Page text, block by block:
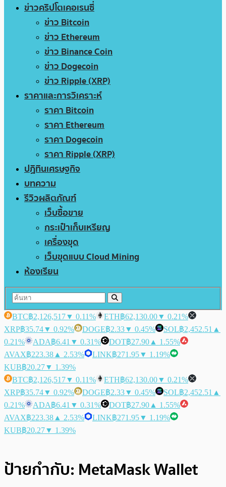
ข่าวคริปโตเคอเรนซี่
ข่าว Bitcoin
ข่าว Ethereum
ข่าว Binance Coin
ข่าว Dogecoin
ข่าว Ripple (XRP)
ราคาและการวิเคราะห์
ราคา Bitcoin
ราคา Ethereum
ราคา Dogecoin
ราคา Ripple (XRP)
ปฏิทินเศรษฐกิจ
บทความ
รีวิวผลิตภัณฑ์
เว็บซื้อขาย
กระเป๋าเก็บเหรียญ
เครื่องขุด
เว็บขุดแบบ Cloud Mining
ห้องเรียน
BTC฿2,126,517▼ 0.11% ETH฿62,130.00▼ 0.21%
XRP฿35.74▼ 0.92% DOGE฿2.33▼ 0.45% SOL฿2,452.51 ▲
0.21%
ADA฿6.41 ▼ 0.31% DOT฿27.90 ▲ 1.55%
AVAX฿223.38 ▲ 2.53% LINK฿271.95▼ 1.19%
KUB฿20.27▼ 1.39%
BTC฿2,126,517▼ 0.11% ETH฿62,130.00▼ 0.21%
XRP฿35.74▼ 0.92% DOGE฿2.33▼ 0.45% SOL฿2,452.51 ▲
0.21%
ADA฿6.41 ▼ 0.31% DOT฿27.90 ▲ 1.55%
AVAX฿223.38 ▲ 2.53% LINK฿271.95▼ 1.19%
KUB฿20.27▼ 1.39%
ป้ายกำกับ: MetaMask Wallet